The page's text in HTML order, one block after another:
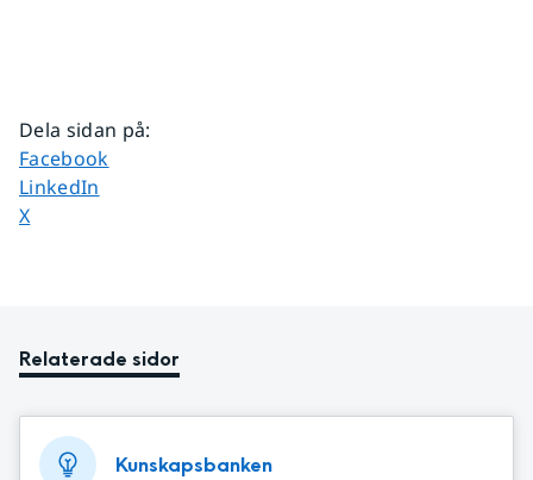
Dela sidan på:
Dela sidan på
Facebook
Dela sidan på
LinkedIn
Dela sidan på
X
Relaterade sidor
Kunskapsbanken